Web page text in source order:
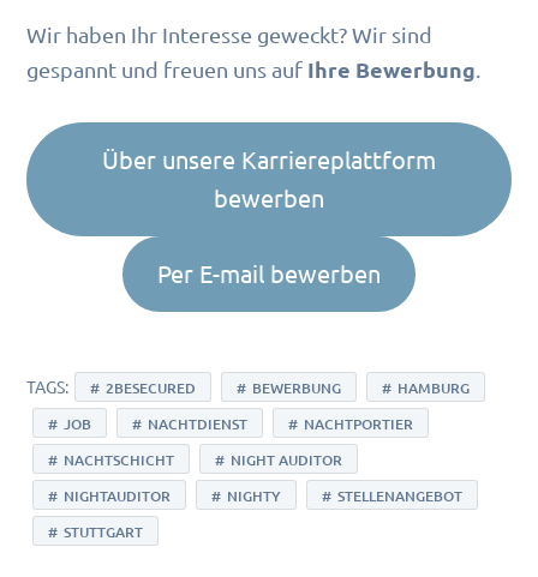
Wir haben Ihr Interesse geweckt? Wir sind
gespannt und freuen uns auf Ihre Bewerbung
Über unsere Karriereplattform
bewerben
Per E-mail bewerben
TAGS: 2BESECURED BEWERBUNG
HAMBURG
JOB
NACHTDIENST
NACHTPORTIER
NACHTSCHICHT
NIGHT AUDITOR
NIGHTAUDITOR
NIGHTY
STELLENANGEBOT
STUTTGART